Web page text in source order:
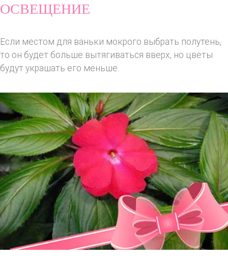
ОСВЕЩЕНИЕ
Если местом для ваньки мокрого выбрать полутень,
то он будет больше вытягиваться вверх, но цветы
будут украшать его меньше.